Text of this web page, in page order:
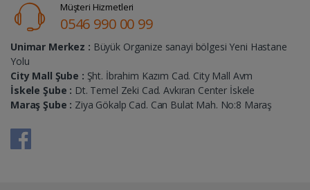
Müşteri Hizmetleri
0546 990 00 99
Unimar Merkez : Büyük Organize sanayi bölgesi Yeni Hastane
Yolu
City Mall Şube : Şht. İbrahim Kazım Cad. City Mall Avm
İskele Şube : Dt. Temel Zeki Cad. Avkıran Center İskele
Maraş Şube : Ziya Gökalp Cad. Can Bulat Mah. No:8 Maraş